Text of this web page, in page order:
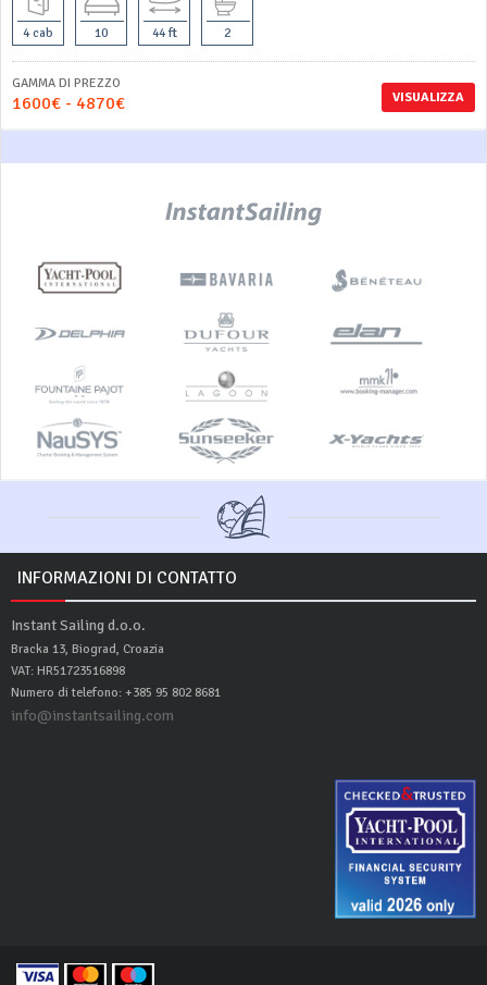
4 cab 10 44 ft 2
VISUALIZZA
GAMMA DI PREZZO
1600€ - 4870€
INFORMAZIONI DI CONTATTO
Instant Sailing d.o.o.
Bracka 13, Biograd, Croazia
VAT: HR51723516898
Numero di telefono: +385 95 802 8681
info@instantsailing.com